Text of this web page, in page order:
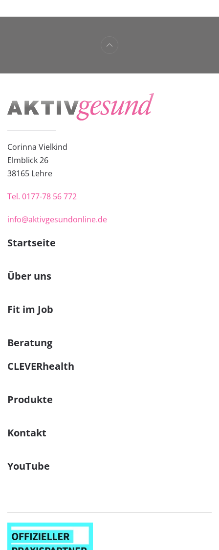
Corinna Vielkind
Elmblick 26
38165 Lehre
Tel. 0177-78 56 772
info@aktivgesundonline.de
Startseite
Über uns
Fit im Job
Beratung
CLEVERhealth
Produkte
Kontakt
YouTube